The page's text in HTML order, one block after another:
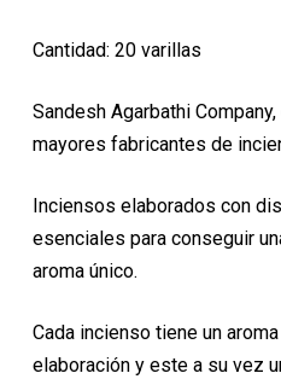
1,95€. 1,75€.
Cantidad: 20 varillas
Sandesh Agarbathi
mayores fabricantes de
Inciensos elaborados con
esenciales para conseguir
aroma único.
Cada incienso tiene un
elaboración y este a su vez